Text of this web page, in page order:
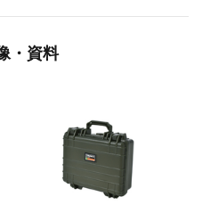
・資料